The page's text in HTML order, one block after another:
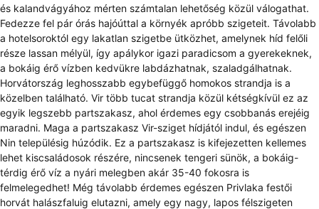
és kalandvágyához mérten számtalan lehetőség közül válogathat.
Fedezze fel pár órás hajóúttal a környék apróbb szigeteit. Távolabb
a hotelsoroktól egy lakatlan szigetbe ütközhet, amelynek híd felőli
része lassan mélyül, így apálykor igazi paradicsom a gyerekeknek,
a bokáig érő vízben kedvükre labdázhatnak, szaladgálhatnak.
Horvátország leghosszabb egybefüggő homokos strandja is a
közelben található. Vir több tucat strandja közül kétségkívül ez az
egyik legszebb partszakasz, ahol érdemes egy csobbanás erejéig
maradni. Maga a partszakasz Vir-sziget hídjától indul, és egészen
Nin településig húzódik. Ez a partszakasz is kifejezetten kellemes
lehet kiscsaládosok részére, nincsenek tengeri sünök, a bokáig-
térdig érő víz a nyári melegben akár 35-40 fokosra is
felmelegedhet! Még távolabb érdemes egészen Privlaka festői
horvát halászfaluig elutazni, amely egy nagy, lapos félszigeten